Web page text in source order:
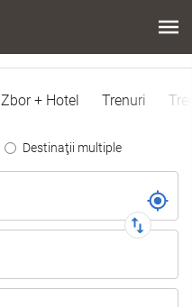
Zbor + Hotel Trenuri
Destinaţii multiple